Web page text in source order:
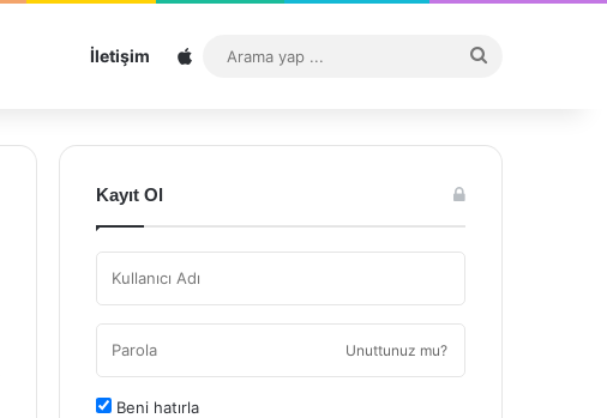
İletişim Sitemap
...
Kayıt Ol
Unuttunuz mu?
Beni hatırla